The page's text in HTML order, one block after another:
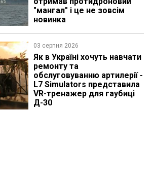
"мангал" і це не зовсім
новинка
03 серпня 2026
Як в Україні хочуть навчати
ремонту та
обслуговуванню артилерії -
L7 Simulators представила
VR-тренажер для гаубиці
Д-30